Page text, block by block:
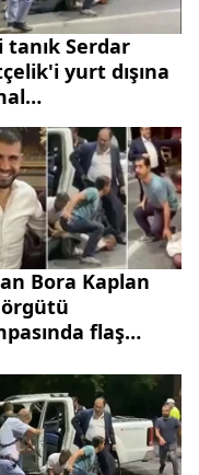
tanık Serdar
yurt dışına
eski
Ramazan
kaçırdı!
Bora Kaplan
flaş
ifadeleri
çıktı!
kabul